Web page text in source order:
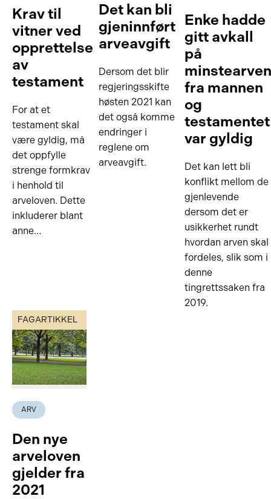
Krav til
vitner ved
opprettelse
av
testament
For at et
testament skal
være gyldig, må
det oppfylle
strenge formkrav
i henhold til
arveloven. Dette
inkluderer blant
anne…
Det kan bli
gjeninnført
arveavgift
Dersom det blir
regjeringsskifte
høsten 2021 kan
det også komme
endringer i
reglene om
arveavgift.
Enke hadde
gitt avkall
på
fra mannen
og
testamentet
var gyldig
Det kan lett bli
konflikt mellom de
gjenlevende
dersom det er
usikkerhet rundt
hvordan arven skal
fordeles, slik som i
denne
tingrettssaken fra
2019.
FAGARTIKKEL
ARV
Den nye
arveloven
gjelder fra
2021